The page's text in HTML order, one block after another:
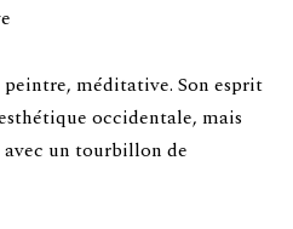
méditative. Son esprit
occidentale, mais
un tourbillon de